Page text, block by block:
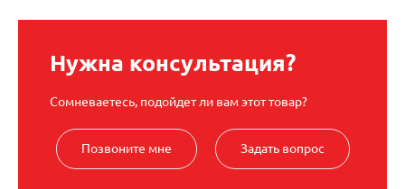
Нужна консультация?
Сомневаетесь, подойдет ли вам этот товар?
Позвоните мне Задать вопрос